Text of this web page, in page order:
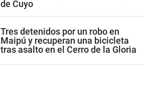
de Cuyo
Tres detenidos por un robo en
Maipú y recuperan una bicicleta
tras asalto en el Cerro de la Gloria